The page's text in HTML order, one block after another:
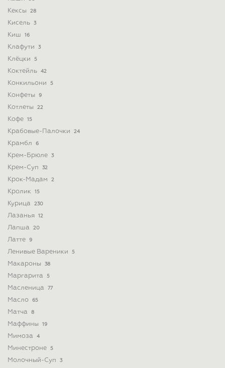
Кексы 28
Кисель 3
Киш 16
Клафути 3
Клёцки 5
Коктейль 42
Конкильони 5
Конфеты 9
Котлеты 22
Кофе 15
Крабовые-Палочки 24
Крамбл 6
Крем-Брюле 3
Крем-Суп 32
Крок-Мадам 2
Кролик 15
Курица 230
Лазанья 12
Лапша 20
Латте 9
Ленивые Вареники 5
Макароны 38
Маргарита 5
Масленица 77
Масло 65
Матча 8
Маффины 19
Мимоза 4
Минестроне 5
Молочный-Суп 3